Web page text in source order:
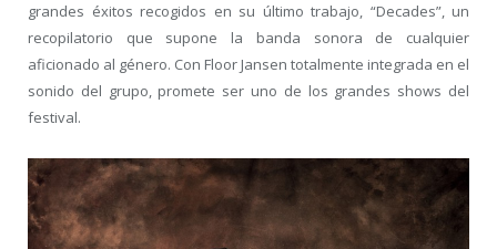
grandes éxitos recogidos en su último trabajo, “Decades”, un
recopilatorio que supone la banda sonora de cualquier
aficionado al género. Con Floor Jansen totalmente integrada en el
sonido del grupo, promete ser uno de los grandes shows del
festival.